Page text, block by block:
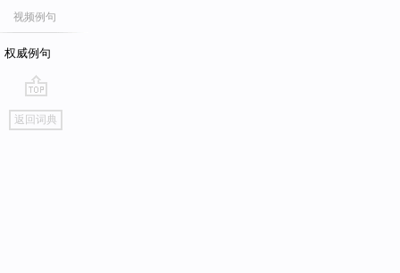
视频例句
权威例句
go
top
返回词典